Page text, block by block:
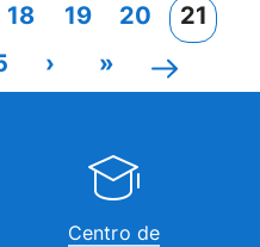
18 19 20
21
› »
Centro de